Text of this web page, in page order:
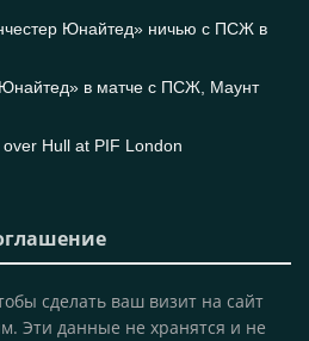
Юнайтед» ничью с ПСЖ в
в матче с ПСЖ, Маунт
Hull at PIF London
сделать ваш визит на сайт
Эти данные не хранятся и не